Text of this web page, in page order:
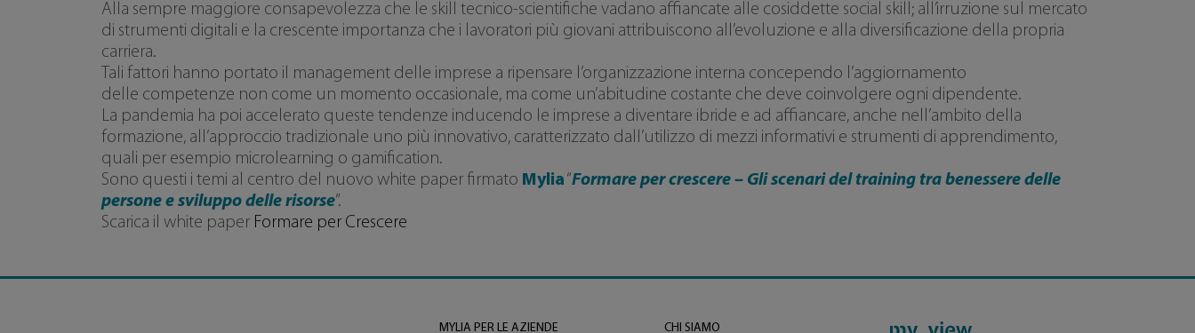
Alla sempre maggiore consapevolezza che le skill tecnico-scientifiche vadano affiancate alle cosiddette social skill; all’irruzione sul mercato
di strumenti digitali e la crescente importanza che i lavoratori più giovani attribuiscono all’evoluzione e alla diversificazione della propria
carriera.
Tali fattori hanno portato il management delle imprese a ripensare l’organizzazione interna concependo l’aggiornamento
delle competenze non come un momento occasionale, ma come un’abitudine costante che deve coinvolgere ogni dipendente.
La pandemia ha poi accelerato queste tendenze inducendo le imprese a diventare ibride e ad affiancare, anche nell’ambito della
formazione, all’approccio tradizionale uno più innovativo, caratterizzato dall’utilizzo di mezzi informativi e strumenti di apprendimento,
quali per esempio microlearning o gamification.
Sono questi i temi al centro del nuovo white paper firmato Mylia “Formare per crescere – Gli scenari del training tra benessere delle
persone e sviluppo delle risorse”.
Scarica il white paper Formare per Crescere
MYLIA PER LE AZIENDE CHI SIAMO